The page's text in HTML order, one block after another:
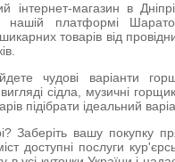
інтернет-магазин в
нашій платформі
товарів від
чудові варіанти
сідла, музичні
підібрати ідеальний
Заберіть вашу покупку
доступні послуги